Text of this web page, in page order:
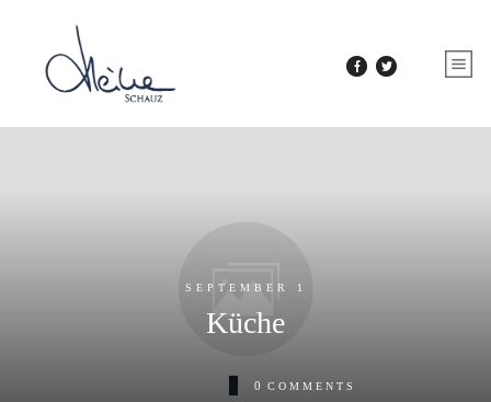
SEPTEMBER 1
Küche
0 COMMENTS